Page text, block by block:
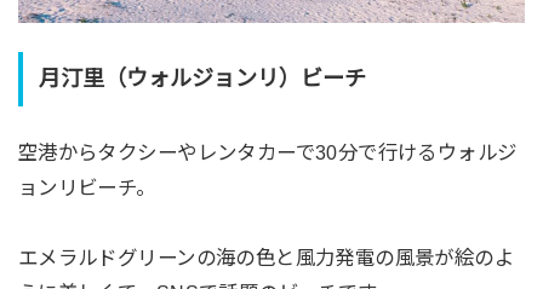
月汀里（ウォルジョンリ）ビーチ
空港からタクシーやレンタカーで30分で行けるウォルジ
ョンリビーチ。
エメラルドグリーンの海の色と風力発電の風景が絵のよ